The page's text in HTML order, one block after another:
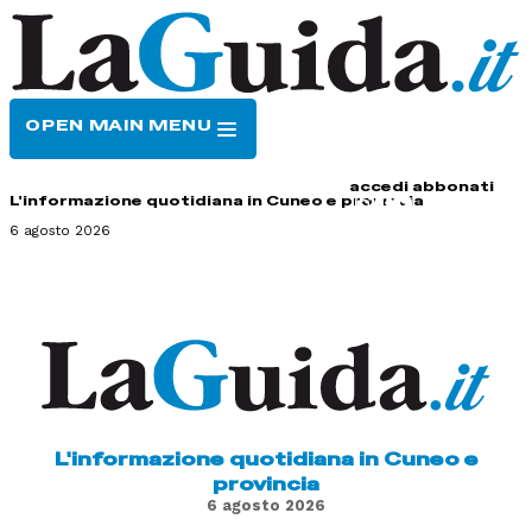
OPEN MAIN MENU
accedi abbonati
L'informazione quotidiana in Cuneo e provincia
6 agosto 2026
L'informazione quotidiana in Cuneo e
provincia
6 agosto 2026